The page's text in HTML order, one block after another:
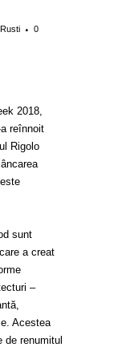
0
2018,
reînnoit
Rigolo
sunt
a creat
–
Acestea
renumitul